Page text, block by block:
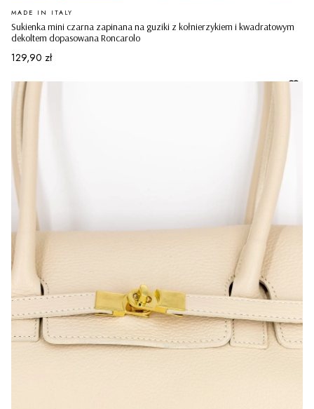
Sukienka mini czarna zapinana na guziki z kołnierzykiem i kwadratowym
dekoltem dopasowana Roncarolo
PRODUCENT
MADE IN ITALY
Cena
129,90 zł